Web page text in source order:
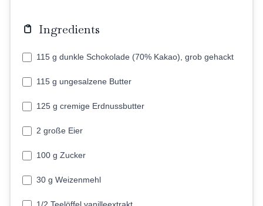
Ingredients
115 g dunkle Schokolade (70% Kakao), grob gehackt
115 g ungesalzene Butter
125 g cremige Erdnussbutter
2 große Eier
100 g Zucker
30 g Weizenmehl